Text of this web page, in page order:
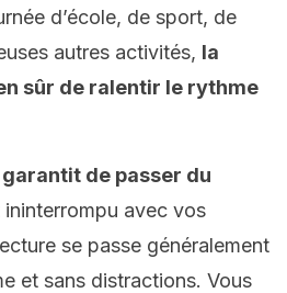
d’école, de sport, de
autres activités, la
sûr de ralentir le rythme
de passer du
ininterrompu avec vos
se passe généralement
et sans distractions. Vous